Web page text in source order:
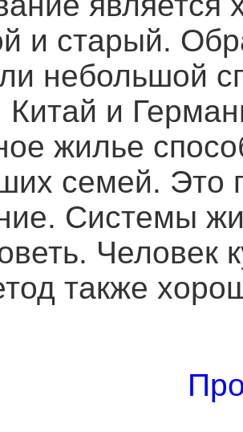
и старый.
небольшой
Китай и
жилье
семей. Это
Системы
Человек
также